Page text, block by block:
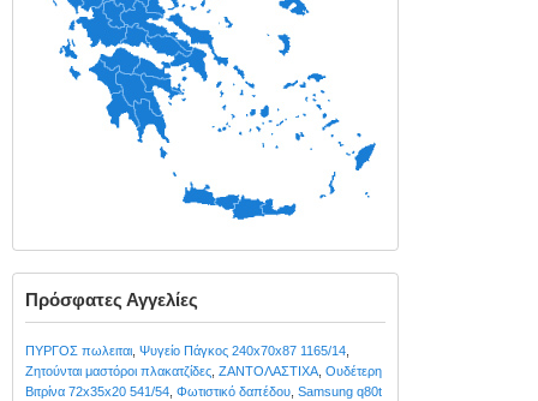
Πρόσφατες Αγγελίες
ΠΥΡΓΟΣ πωλειται Ψυγείο Πάγκος 240x70x87 1165/14
Ζητούνται μαστόροι πλακατζίδες ΖΑΝΤΟΛΑΣΤΙΧΑ Ουδέτερη
Βιτρίνα 72x35x20 541/54 Φωτιστικό δαπέδου Samsung q80t